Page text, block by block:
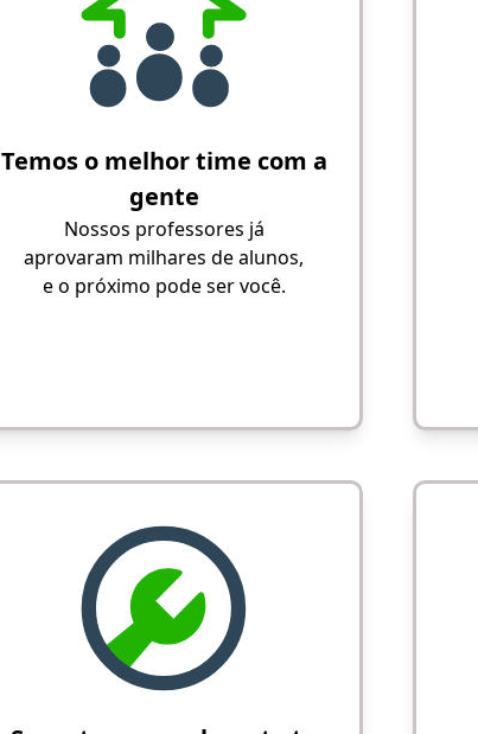
Temos o melhor time com a
gente
Nossos professores já
aprovaram milhares de alunos,
e o próximo pode ser você.